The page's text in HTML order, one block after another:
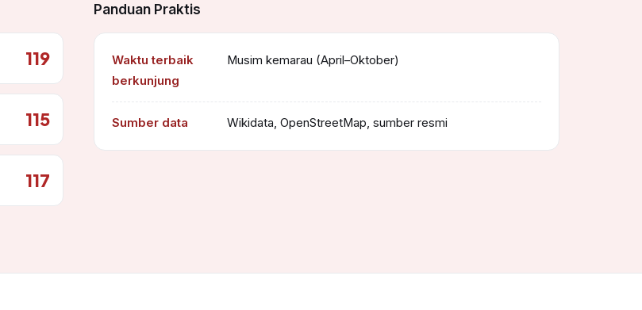
119
115
117
Panduan Praktis
Waktu terbaik
berkunjung
Musim kemarau (April–Oktober)
Sumber data Wikidata, OpenStreetMap, sumber resmi